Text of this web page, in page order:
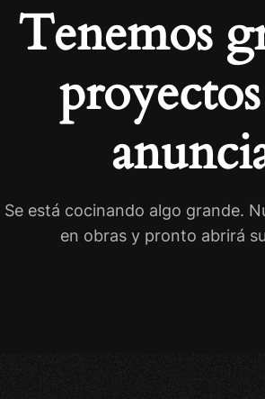
Tenemos
Se está cocinando algo grande.
en obras y pronto abrirá